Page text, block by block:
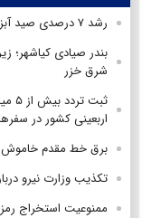
رشد ۷ درصدی صید آبزیان کشور در سال ۱۴۰۴
بندر صیادی کیاشهر؛
شرق خزر
اربعینی کشور در
برق خط مقدم
تکذیب وزارت نیرو
ممنوعیت استخراج